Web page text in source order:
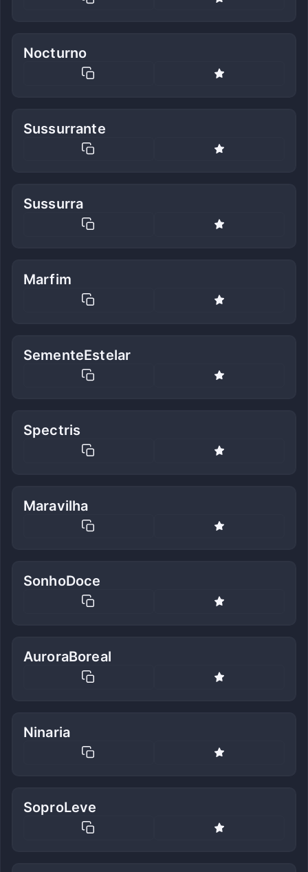
Nocturno
Sussurrante
Sussurra
Marfim
SementeEstelar
Spectris
Maravilha
SonhoDoce
AuroraBoreal
Ninaria
SoproLeve